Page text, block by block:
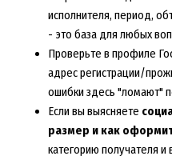
исполнителя, период,
- это база для любых
Проверьте в профиле
адрес регистрации/
ошибки здесь "ломают"
Если вы выясняете
размер и как
категорию получателя